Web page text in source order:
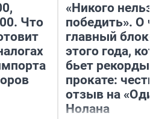
Что
«Никого нельзя
победить». О
главный
этого года,
бьет рекорды в
прокате:
отзыв на
Нолана